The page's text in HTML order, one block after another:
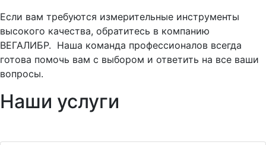
Если вам требуются измерительные инструменты
высокого качества, обратитесь в компанию
ВЕГАЛИБР. Наша команда профессионалов всегда
готова помочь вам с выбором и ответить на все ваши
вопросы.
Наши услуги